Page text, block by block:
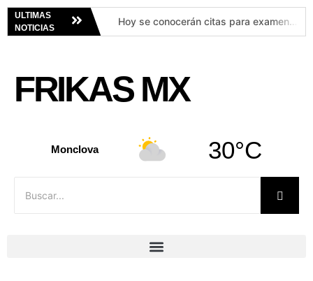
ULTIMAS
NOTICIAS
Hoy se conocerán citas para examen de control de la UNAM
FRIKAS MX
Monclova 30°C